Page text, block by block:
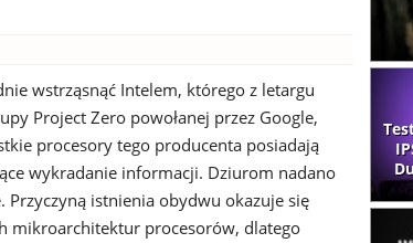
wstrząsnąć Intelem, którego z letargu
Project Zero powołanej przez Google,
procesory tego producenta posiadają
wykradanie informacji. Dziurom nadano
Przyczyną istnienia obydwu okazuje się
mikroarchitektur procesorów, dlatego